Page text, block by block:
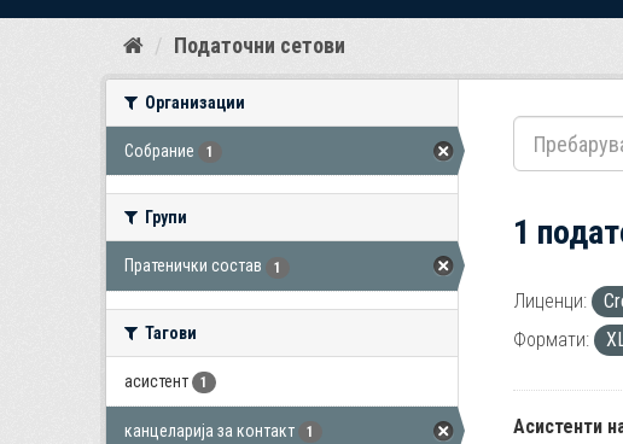
Прескокнете
Податочни сетови
Организации
Собрание 1
Групи
Пратенички состав 1
Тагови
асистент 1
канцеларија за контакт 1
1
Лиценци:
Формати:
Асистенти